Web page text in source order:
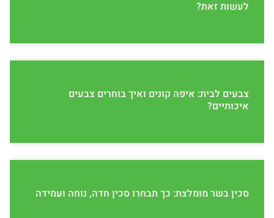
לעשות זאת?
צבעים לבית: איפה קונים ואיך בוחרים צבעים
איכותיים?
סכין בשר מומלצת: כך תבחרו סכין חדה, נוחה ועמידה